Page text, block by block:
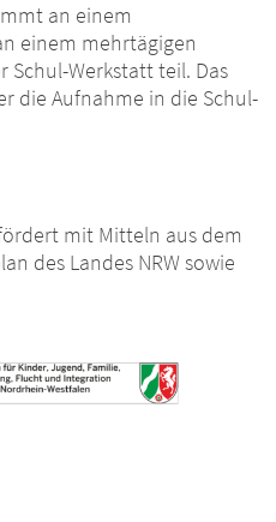
an einem
einem mehrtägigen
Schul-Werkstatt teil. Das
die Aufnahme in die Schul-
mit Mitteln aus dem
des Landes NRW sowie